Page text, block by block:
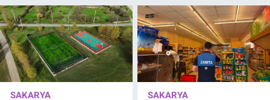
SAKARYA SAKARYA